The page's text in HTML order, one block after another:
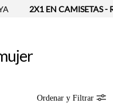
2X1 EN CAMISETAS -
Ordenar y Filtrar